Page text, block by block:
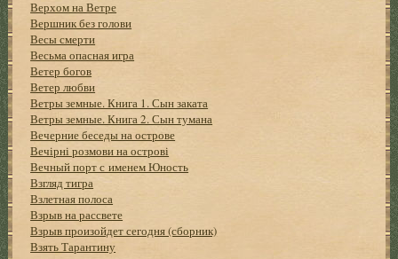
Верхом на Ветре
Вершник без голови
Весы смерти
Весьма опасная игра
Ветер богов
Ветер любви
Ветры земные. Книга 1. Сын заката
Ветры земные. Книга 2. Сын тумана
Вечерние беседы на острове
Вечірні розмови на острові
Вечный порт с именем Юность
Взгляд тигра
Взлетная полоса
Взрыв на рассвете
Взрыв произойдет сегодня (сборник)
Взять Тарантину